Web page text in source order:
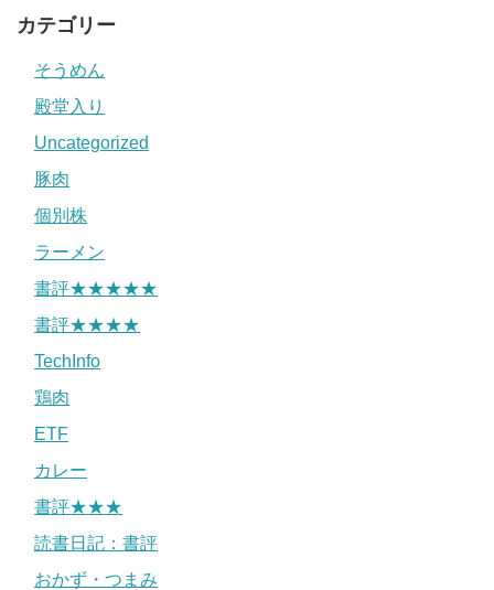
カテゴリー
そうめん
殿堂入り
Uncategorized
豚肉
個別株
ラーメン
書評★★★★★
書評★★★★
TechInfo
鶏肉
ETF
カレー
書評★★★
読書日記：書評
おかず・つまみ